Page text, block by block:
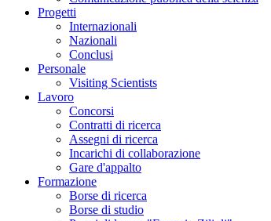
Progetti
Internazionali
Nazionali
Conclusi
Personale
Visiting Scientists
Lavoro
Concorsi
Contratti di ricerca
Assegni di ricerca
Incarichi di collaborazione
Gare d'appalto
Formazione
Borse di ricerca
Borse di studio